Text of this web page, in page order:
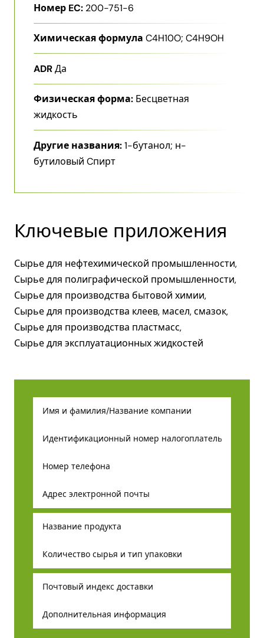
Номер EC: 200-751-6
Химическая формула C4H10O; C4H9OH
ADRДа
Физическая форма: Бесцветная
жидкость
Другие названия:1-​бутанол; н-
бутиловый Cпирт
Ключевые приложения
Сырье для нефтехимической промышленности,
Сырье для полиграфической промышленности,
Сырье для производства бытовой химии,
Сырье для производства клеев, масел, смазок,
Сырье для производства пластмасс,
Сырье для эксплуатационных жидкостей